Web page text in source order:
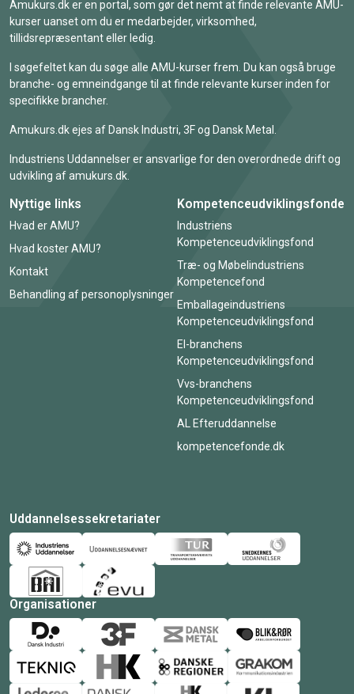
Amukurs.dk er en portal, som gør det nemt at finde relevante AMU-
kurser uanset om du er medarbejder, virksomhed,
tillidsrepræsentant eller ledig.
I søgefeltet kan du søge alle AMU-kurser frem. Du kan også bruge
branche- og emneindgange til at finde relevante kurser inden for
specifikke brancher.
Amukurs.dk ejes af Dansk Industri, 3F og Dansk Metal.
Industriens Uddannelser er ansvarlige for den overordnede drift og
udvikling af amukurs.dk.
Nyttige links
Hvad er AMU?
Hvad koster AMU?
Kontakt
Behandling af personoplysninger
Kompetenceudviklingsfonde
Industriens
Kompetenceudviklingsfond
Træ- og Møbelindustriens
Kompetencefond
Emballageindustriens
Kompetenceudviklingsfond
El-branchens
Kompetenceudviklingsfond
Vvs-branchens
Kompetenceudviklingsfond
AL Efteruddannelse
kompetencefonde.dk
Uddannelsessekretariater
Organisationer